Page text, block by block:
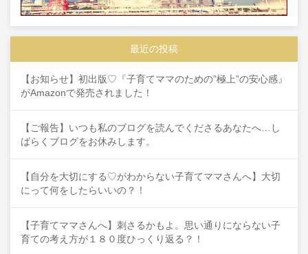
最近の投稿
【お知らせ】初出版♡『子育てママのための”極上”の安心感』
がAmazonで発売されました！
【ご報告】いつも私のブログを読んでくださるあなたへ…し
ばらくブログをお休みします。
【自分を大切にする♡がわからない子育てママさんへ】大切
にって何をしたらいいの？！
【子育てママさんへ】刺さるかもよ。思い通りにならない子
育ての考え方が１８０度ひっくり返る？！